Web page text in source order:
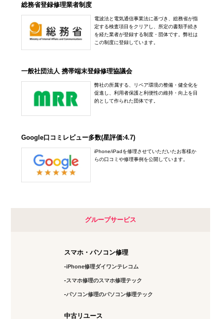
総務省登録修理業者制度
電波法と電気通信事業法に基づき、総務省が指
定する検査項目をクリアし、所定の書類手続き
を経た業者が登録する制度・団体です。弊社は
この制度に登録しています。
一般社団法人 携帯端末登録修理協議会
弊社の所属する、リペア環境の整備・健全化を
促進し、利用者保護と利便性の維持・向上を目
的として作られた団体です。
Google口コミレビュー多数(星評価:4.7)
iPhone/iPadを修理させていただいたお客様か
らの口コミや修理事例を公開しています。
グループサービス
スマホ・パソコン修理
iPhone修理ダイワンテレコム
スマホ修理のスマホ修理テック
パソコン修理のパソコン修理テック
中古リユース